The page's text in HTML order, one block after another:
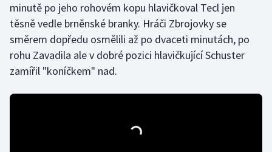
Lezení
Lyže a snowboard
minutě po jeho rohovém kopu hlavičkoval Tecl jen
těsně vedle brněnské branky. Hráči Zbrojovky se
směrem dopředu osmělili až po dvaceti minutách, po
rohu Zavadila ale v dobré pozici hlavičkující Schuster
zamířil "koníčkem" nad.